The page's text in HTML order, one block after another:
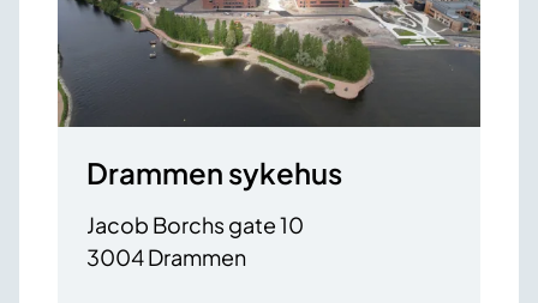
Drammen sykehus
Jacob Borchs gate 10
3004 Drammen